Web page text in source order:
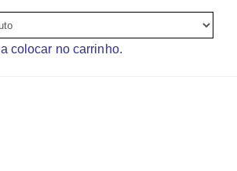
colocar no carrinho.